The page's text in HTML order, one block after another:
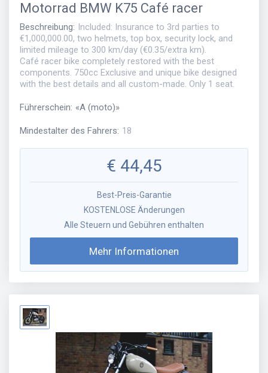
Motorrad BMW K75 Café racer
Beschreibung: Included: Insurance to 3rd parties to
€1,000,000.00, two helmets, top box, security lock, and
limited mileage to 300 km/day (€0.35/extra km).
Café racer bike completely restored with the best
components. 750cc Exclusive and unique bike designed
with the best details and all custom-made. Only 1 seat.
Führerschein: «A (moto)»
Mindestalter des Fahrers: 18
€ 44,45
Best-Preis-Garantie
KOSTENLOSE Änderungen
Alle Steuern und Gebühren enthalten
Mehr Informationen